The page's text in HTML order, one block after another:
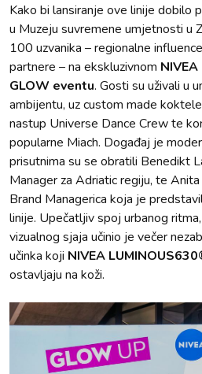
Kako bi lansiranje ove linije dobilo
u Muzeju suvremene umjetnosti u
100 uzvanika – regionalne
partnere – na ekskluzivnom
GLOW eventu. Gosti su uživali u
ambijentu, uz custom made
nastup Universe Dance Crew te
popularne Miach. Događaj je
prisutnima su se obratili Benedikt
Manager za Adriatic regiju, te
Brand Managerica koja je
linije. Upečatljiv spoj urbanog
vizualnog sjaja učinio je večer
učinka koji NIVEA
ostavljaju na koži.